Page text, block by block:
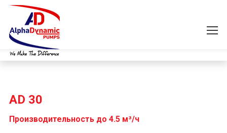
AD 30
Производительность до 4.5 м³/ч